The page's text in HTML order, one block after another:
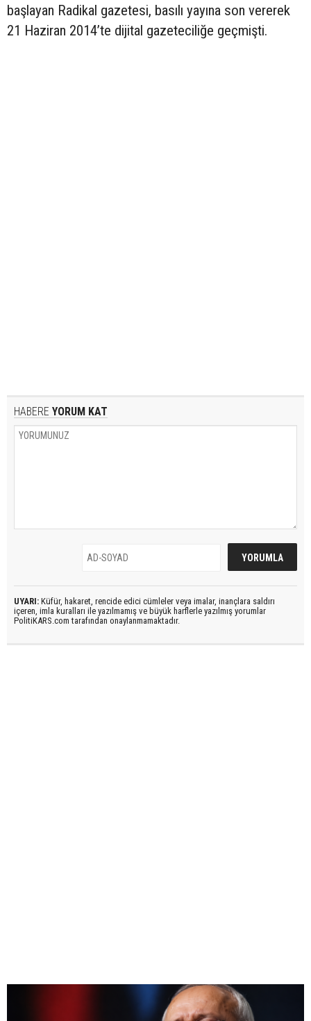
başlayan Radikal gazetesi, basılı yayına son vererek
21 Haziran 2014’te dijital gazeteciliğe geçmişti.
HABERE YORUM KAT
UYARI: Küfür, hakaret, rencide edici cümleler veya imalar, inançlara saldırı
içeren, imla kuralları ile yazılmamış ve büyük harflerle yazılmış yorumlar
PolitiKARS.com tarafından onaylanmamaktadır.